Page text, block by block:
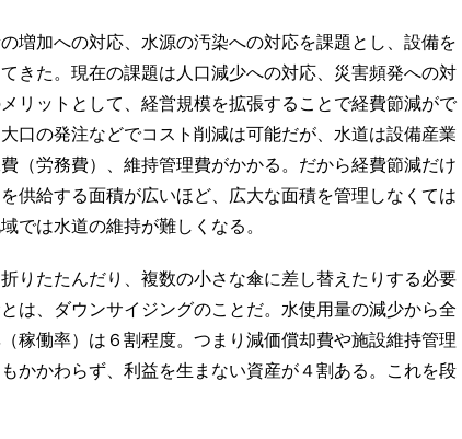
増加への対応、水源の汚染への対応を課題とし、設備を
きた。現在の課題は人口減少への対応、災害頻発への対
リットとして、経営規模を拡張することで経費節減がで
口の発注などでコスト削減は可能だが、水道は設備産業
（労務費）、維持管理費がかかる。だから経費節減だけ
供給する⾯積が広いほど、広⼤な面積を管理しなくては
では⽔道の維持が難しくなる。
りたたんだり、複数の小さな傘に差し替えたりする必要
は、ダウンサイジングのことだ。水使用量の減少から全
稼働率）は６割程度。つまり減価償却費や施設維持管理
かかわらず、利益を生まない資産が４割ある。これを段